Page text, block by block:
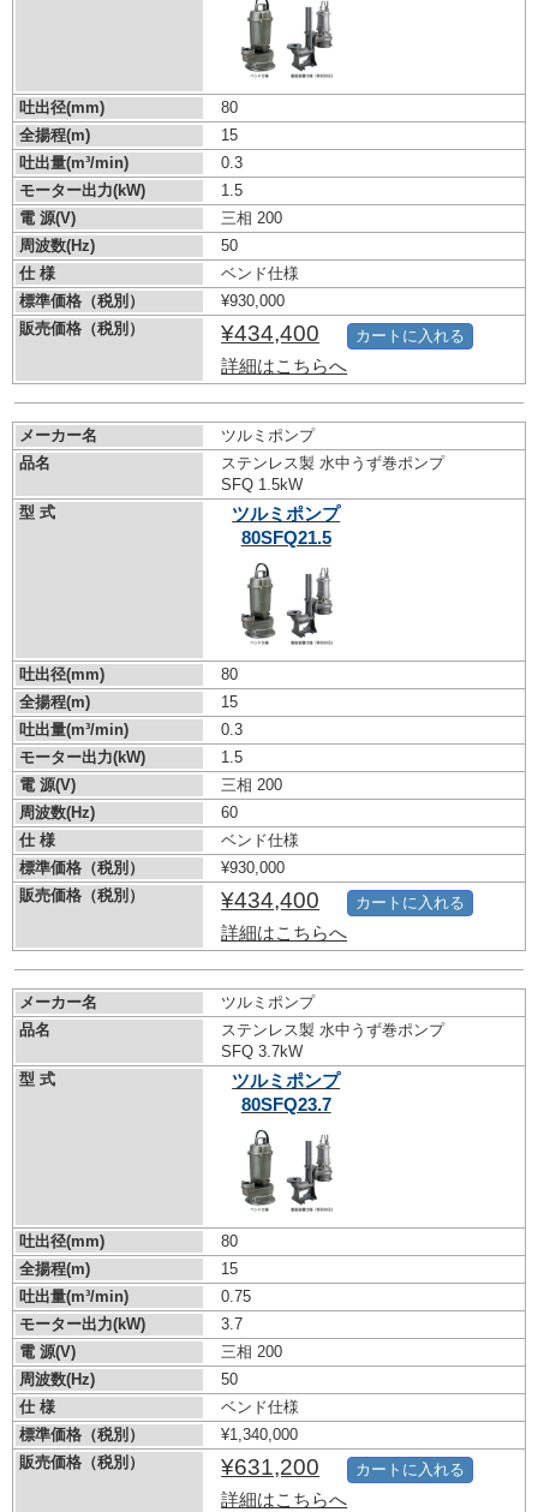
吐出径(mm)
80
全揚程(m)
15
吐出量(m³/min)
0.3
モーター出力(kW)
1.5
電 源(V)
三相 200
周波数(Hz)
50
仕 様
ベンド仕様
標準価格（税別）
¥930,000
販売価格（税別）
¥434,400
詳細はこちらへ
カートに入れる
メーカー名
ツルミポンプ
品名
ステンレス製 水中うず巻ポンプ
SFQ 1.5kW
型 式
ツルミポンプ
80SFQ21.5
吐出径(mm)
80
全揚程(m)
15
吐出量(m³/min)
0.3
モーター出力(kW)
1.5
電 源(V)
三相 200
周波数(Hz)
60
仕 様
ベンド仕様
標準価格（税別）
¥930,000
販売価格（税別）
¥434,400
詳細はこちらへ
カートに入れる
メーカー名
ツルミポンプ
品名
ステンレス製 水中うず巻ポンプ
SFQ 3.7kW
型 式
ツルミポンプ
80SFQ23.7
吐出径(mm)
80
全揚程(m)
15
吐出量(m³/min)
0.75
モーター出力(kW)
3.7
電 源(V)
三相 200
周波数(Hz)
50
仕 様
ベンド仕様
標準価格（税別）
¥1,340,000
販売価格（税別）
¥631,200
詳細はこちらへ
カートに入れる